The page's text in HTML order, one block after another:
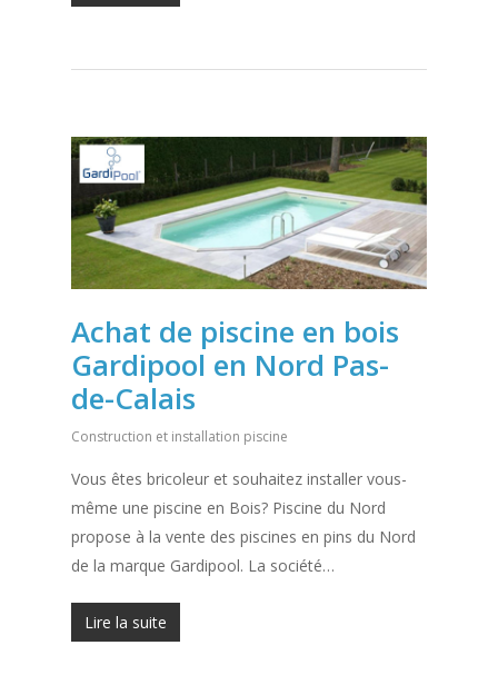
Achat de piscine en bois
Gardipool en Nord Pas-
de-Calais
Construction et installation piscine
Vous êtes bricoleur et souhaitez installer vous-
même une piscine en Bois? Piscine du Nord
propose à la vente des piscines en pins du Nord
de la marque Gardipool. La société…
Lire la suite